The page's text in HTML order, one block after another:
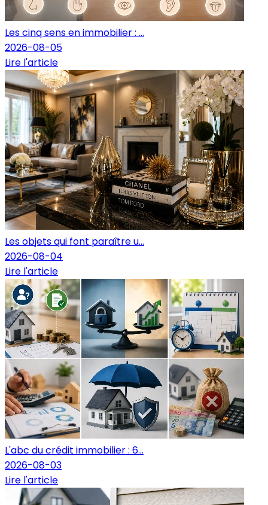
Les cinq sens en immobilier : ...
2026-08-05
Lire l'article
Les objets qui font paraître u...
2026-08-04
Lire l'article
L'abc du crédit immobilier : 6...
2026-08-03
Lire l'article